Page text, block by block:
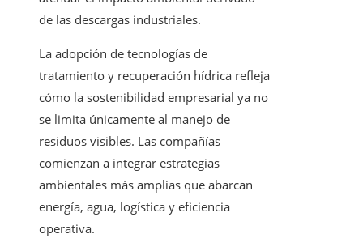
de las descargas industriales.
La adopción de tecnologías de
tratamiento y recuperación hídrica refleja
cómo la sostenibilidad empresarial ya no
se limita únicamente al manejo de
residuos visibles. Las compañías
comienzan a integrar estrategias
ambientales más amplias que abarcan
energía, agua, logística y eficiencia
operativa.